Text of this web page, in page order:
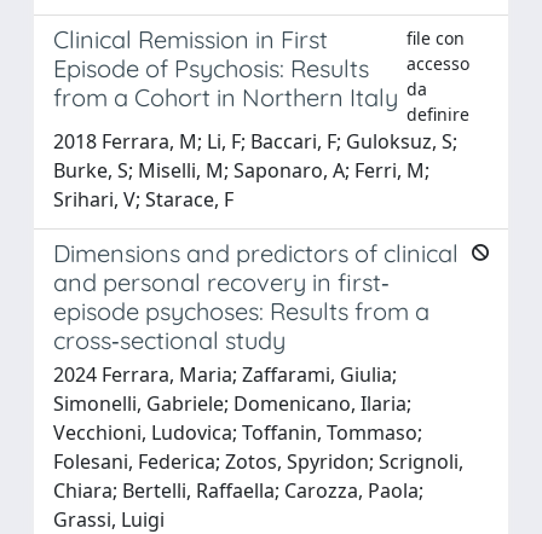
Clinical Remission in First
Episode of Psychosis: Results
from a Cohort in Northern Italy
file con
accesso
da
definire
2018 Ferrara, M; Li, F; Baccari, F; Guloksuz, S;
Burke, S; Miselli, M; Saponaro, A; Ferri, M;
Srihari, V; Starace, F
Dimensions and predictors of clinical
and personal recovery in first‐
episode psychoses: Results from a
cross‐sectional study
2024 Ferrara, Maria; Zaffarami, Giulia;
Simonelli, Gabriele; Domenicano, Ilaria;
Vecchioni, Ludovica; Toffanin, Tommaso;
Folesani, Federica; Zotos, Spyridon; Scrignoli,
Chiara; Bertelli, Raffaella; Carozza, Paola;
Grassi, Luigi